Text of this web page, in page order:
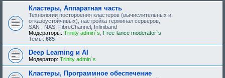
Кластеры, Аппаратная часть
Технологии постороения кластеров (вычислительных и
отказоустойчивых), настройка терминал серверов,
SAN , NAS, FibreChannel, Infiniband
Модераторы: Trinity admin`s
Free-lance moderator`s
Темы: 685
Deep Learning и AI
Модератор: Trinity admin`s
Кластеры, Программное обеспечение